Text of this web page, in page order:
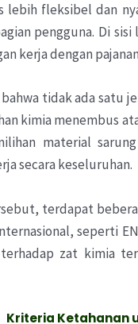
lebih fleksibel dan
pengguna. Di
kerja dengan
tidak ada satu
kimia menembus
material
secara keseluruhan.
terdapat
seperti
zat kimia
Kriteria Ketahanan